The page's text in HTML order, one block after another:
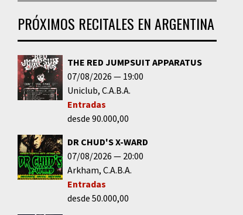
PRÓXIMOS RECITALES EN ARGENTINA
THE RED JUMPSUIT APPARATUS
07/08/2026
19:00
Uniclub C.A.B.A.
Entradas
desde 90.000,00
DR CHUD'S X-WARD
07/08/2026
20:00
Arkham C.A.B.A.
Entradas
desde 50.000,00